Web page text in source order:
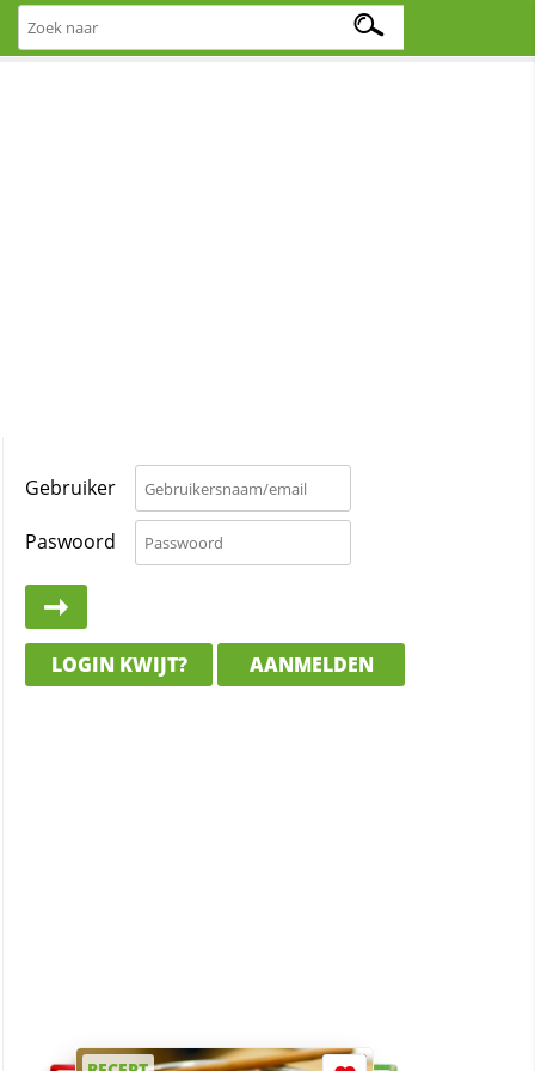
Gebruiker
Paswoord
LOGIN KWIJT? AANMELDEN